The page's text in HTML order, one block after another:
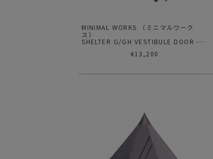
MINIMAL WORKS （ミニマルワーク
ス）
SHELTER G/GH VESTIBULE DOOR -
ィビュール用 TPU ドア ブラック
¥13,200